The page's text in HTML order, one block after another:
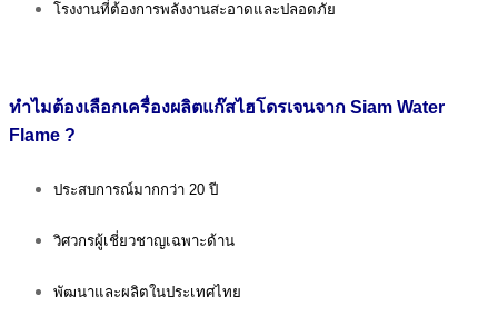
โรงงานที่ต้องการพลังงานสะอาดและปลอดภัย
ทำไมต้องเลือกเครื่องผลิตแก๊สไฮโดรเจนจาก Siam Water
Flame ?
ประสบการณ์มากกว่า 20 ปี
วิศวกรผู้เชี่ยวชาญเฉพาะด้าน
พัฒนาและผลิตในประเทศไทย